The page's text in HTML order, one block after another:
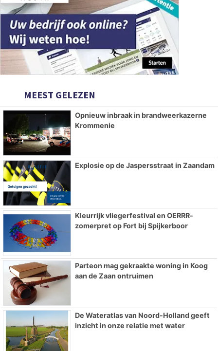
MEEST GELEZEN
Opnieuw inbraak in brandweerkazerne
Krommenie
Explosie op de Jaspersstraat in Zaandam
Kleurrijk vliegerfestival en OERRR-
zomerpret op Fort bij Spijkerboor
Parteon mag gekraakte woning in Koog
aan de Zaan ontruimen
De Wateratlas van Noord-Holland geeft
inzicht in onze relatie met water